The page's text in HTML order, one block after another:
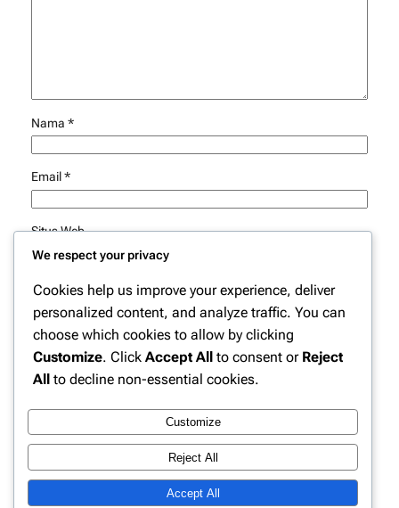
Nama *
Email*
Situs Web
Simpan nama, email, dan situs web saya pada peramban
ini untuk komentar saya berikutnya.
Instagram
Facebook
X
Website Berita Olahraga Update | PPN
We respect your privacy
Cookies help us improve your experience, deliver
personalized content, and analyze traffic. You can
choose which cookies to allow by clicking
Customize. Click Accept All to consent or Reject
All to decline non-essential cookies.
Customize
Reject All
Accept All